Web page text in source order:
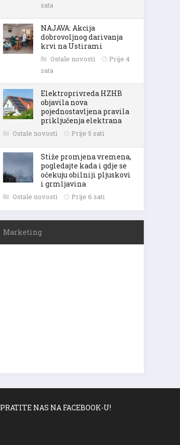
sata
NAJAVA: Akcija
dobrovoljnog darivanja
krvi na Ustirami
Ostale novosti
Prije 4
sata
Elektroprivreda HZHB
objavila nova
pojednostavljena pravila
priključenja elektrana
Ostale novosti Prije 5 sati
Stiže promjena vremena,
pogledajte kada i gdje se
očekuju obilniji pljuskovi
i grmljavina
Ostale novosti Prije 6 sati
Marketing
PRATITE NAS NA FACEBOOK-U!